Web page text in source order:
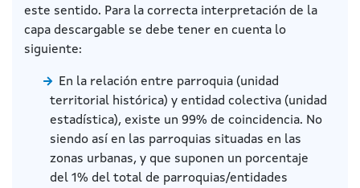
este sentido. Para la correcta interpretación de la
capa descargable se debe tener en cuenta lo
siguiente:
En la relación entre parroquia (unidad
territorial histórica) y entidad colectiva (unidad
estadística), existe un 99% de coincidencia. No
siendo así en las parroquias situadas en las
zonas urbanas, y que suponen un porcentaje
del 1% del total de parroquias/entidades